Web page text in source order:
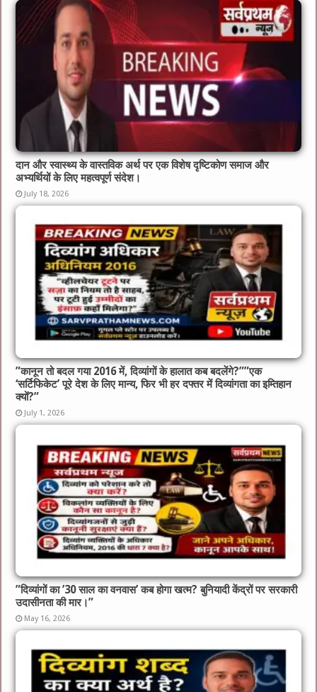
दान और स्वास्थ्य के वास्तविक अर्थ पर एक विशेष दृष्टिकोण समाज और
अभ्यर्थियों के लिए महत्वपूर्ण संदेश।
July 18, 2026
​”कानून तो बदल गया 2016 में, दिव्यांगों के हालात कब बदलेंगे?”​”एक
‘सर्टिफिकेट’ पूरे देश के लिए मान्य, फिर भी हर दफ्तर में दिव्यांगता का इम्तिहान
क्यों?”
July 1, 2026
​”दिव्यांगों का ’30 साल का वनवास’ कब होगा खत्म? बुनियादी केंद्रों पर सरकारी
उदासीनता की मार।”
May 16, 2026